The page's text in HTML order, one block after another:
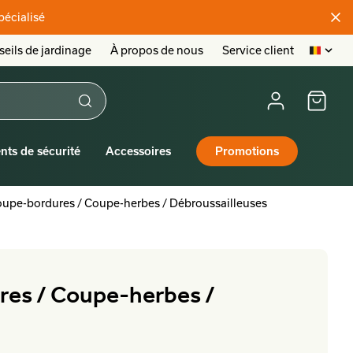
de jardinage À propos de nous Service client
de sécurité Accessoires Promotions
bordures / Coupe-herbes / Débroussailleuses
/ Coupe-herbes /